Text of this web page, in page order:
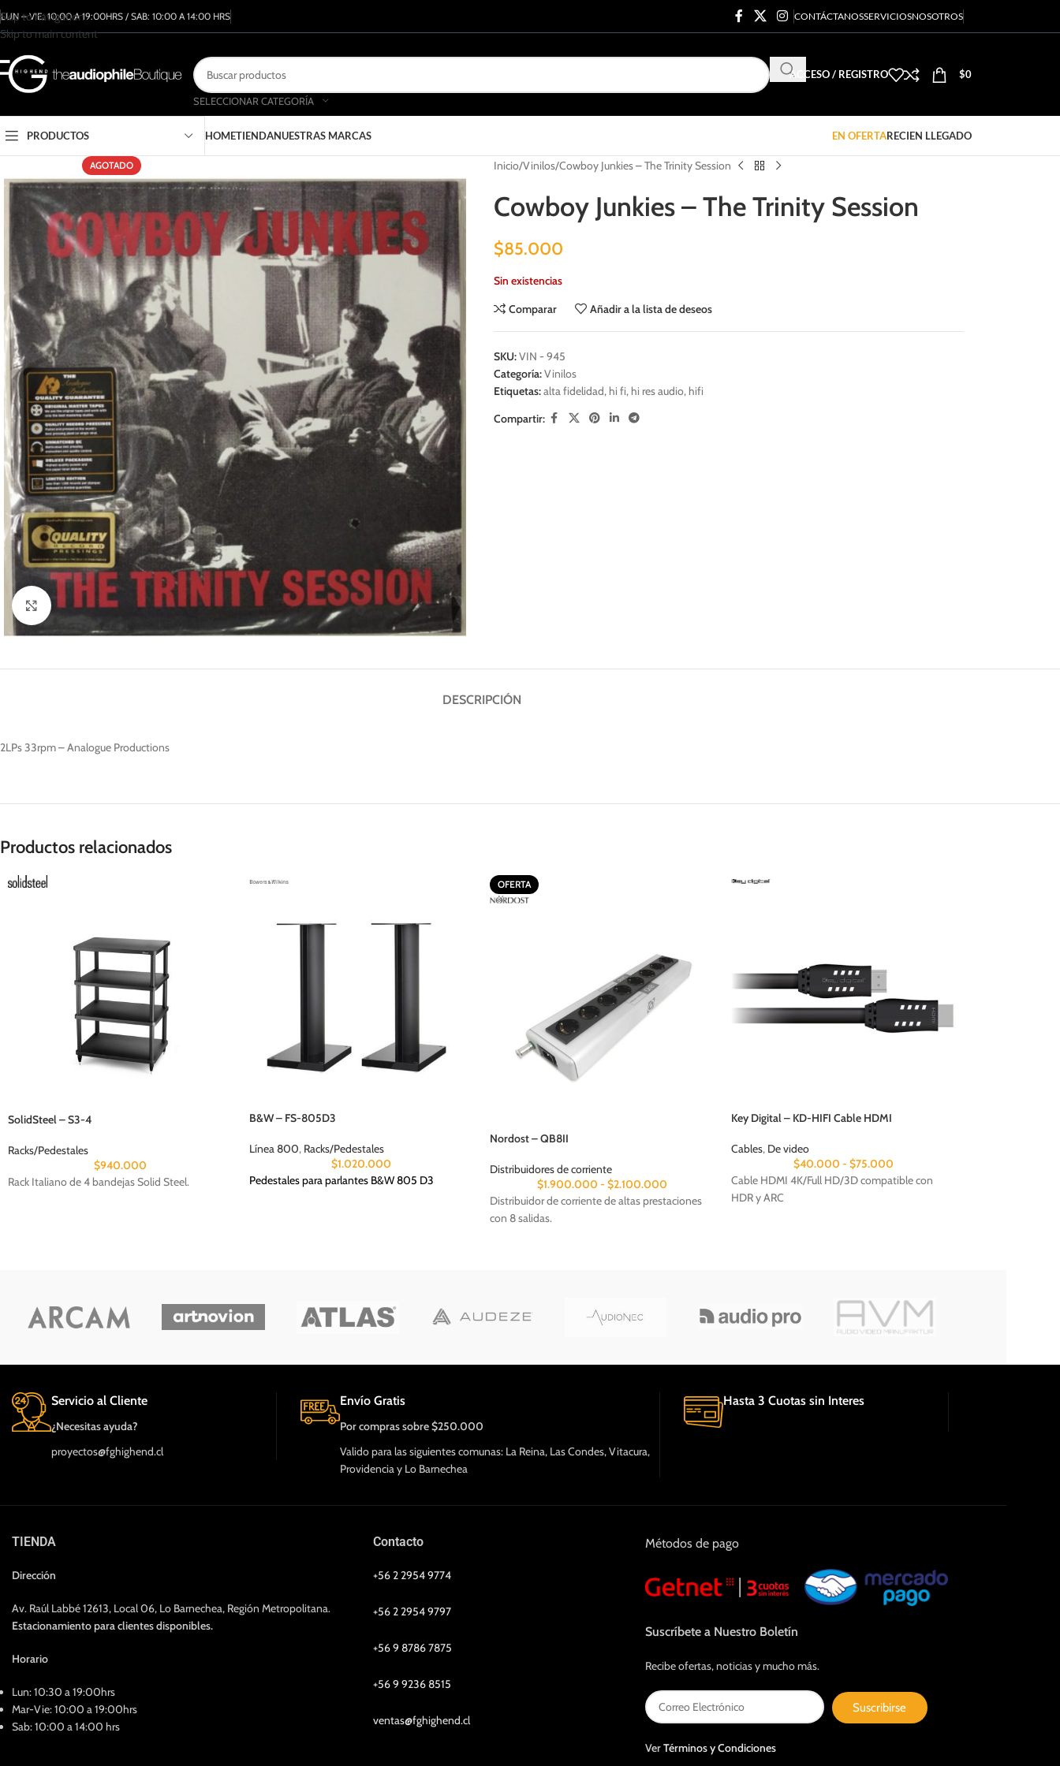
Skip to navigation
Skip to main content
LUN – VIE: 10:00 A 19:00HRS / SAB: 10:00 A 14:00 HRS CONTÁCTANOSSERVICIOSNOSOTROS
SELECCIONAR CATEGORÍA
ACCESO / REGISTRO $0
PRODUCTOS HOMETIENDANUESTRAS MARCAS EN OFERTARECIEN LLEGADO
AGOTADO
Clic para ampliar
Inicio Vinilos Cowboy Junkies – The Trinity Session
Cowboy Junkies – The Trinity Session
$85.000
Sin existencias
Comparar
Añadir a la lista de deseos
SKU:VIN - 945
Categoría:Vinilos
Etiquetas:alta fidelidad, hi fi, hi res audio, hifi
Compartir:
DESCRIPCIÓN
2LPs 33rpm – Analogue Productions
Productos relacionados
SolidSteel – S3-4
Racks/Pedestales
$940.000
Rack Italiano de 4 bandejas Solid Steel.
B&W – FS-805D3
Línea 800, Racks/Pedestales
$1.020.000
Pedestales para parlantes B&W 805 D3
OFERTA
Nordost – QB8II
Distribuidores de corriente
$1.900.000 -$2.100.000
Distribuidor de corriente de altas prestaciones
con 8 salidas.
Key Digital – KD-HIFI Cable HDMI
Cables, De video
$40.000 -$75.000
Cable HDMI 4K/Full HD/3D compatible con
HDR y ARC
Servicio al Cliente
¿Necesitas ayuda?
proyectos@fghighend.cl
Envío Gratis
Por compras sobre $250.000
Valido para las siguientes comunas: La Reina, Las Condes, Vitacura,
Providencia y Lo Barnechea
Hasta 3 Cuotas sin Interes
TIENDA
Dirección
Av. Raúl Labbé 12613, Local 06, Lo Barnechea, Región Metropolitana.
Estacionamiento para clientes disponibles.
Horario
Lun: 10:30 a 19:00hrs
Mar-Vie: 10:00 a 19:00hrs
Sab: 10:00 a 14:00 hrs
Contacto
+56 2 2954 9774
+56 2 2954 9797
+56 9 8786 7875
+56 9 9236 8515
ventas@fghighend.cl
Métodos de pago
Suscríbete a Nuestro Boletín
Recibe ofertas, noticias y mucho más.
Suscribirse
VerTérminos y Condiciones